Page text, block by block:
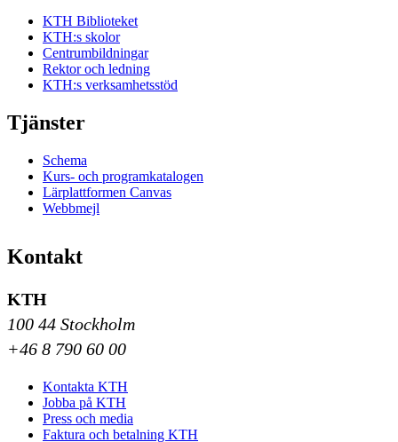
KTH Biblioteket
KTH:s skolor
Centrumbildningar
Rektor och ledning
KTH:s verksamhetsstöd
Tjänster
Schema
Kurs- och programkatalogen
Lärplattformen Canvas
Webbmejl
Kontakt
KTH
100 44 Stockholm
+46 8 790 60 00
Kontakta KTH
Jobba på KTH
Press och media
Faktura och betalning KTH